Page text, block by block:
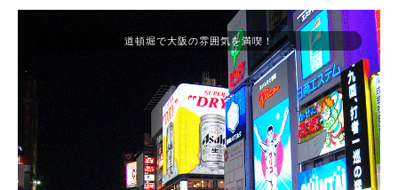
道頓堀で大阪の雰囲気を満喫！